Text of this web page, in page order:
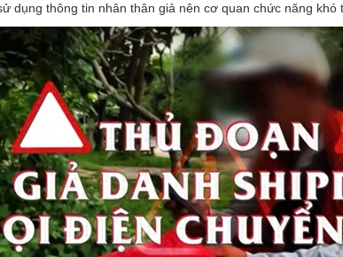
dụng thông tin nhân thân giả nên cơ quan chức năng khó